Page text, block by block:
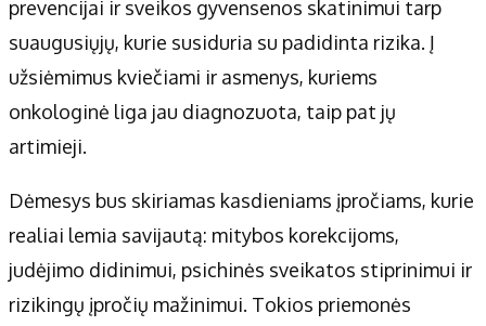
prevencijai ir sveikos gyvensenos skatinimui tarp
suaugusiųjų, kurie susiduria su padidinta rizika. Į
užsiėmimus kviečiami ir asmenys, kuriems
onkologinė liga jau diagnozuota, taip pat jų
artimieji.
Dėmesys bus skiriamas kasdieniams įpročiams, kurie
realiai lemia savijautą: mitybos korekcijoms,
judėjimo didinimui, psichinės sveikatos stiprinimui ir
rizikingų įpročių mažinimui. Tokios priemonės